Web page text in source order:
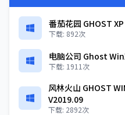
番茄花园 GHOST
下载: 892次
电脑公司 Ghost
下载: 1911次
风林火山 GHOST
V2019.09
下载: 2892次